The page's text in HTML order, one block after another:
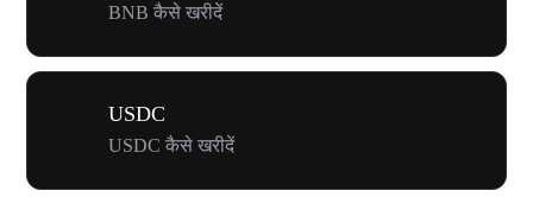
BNB कैसे खरीदें
USDC
USDC कैसे खरीदें